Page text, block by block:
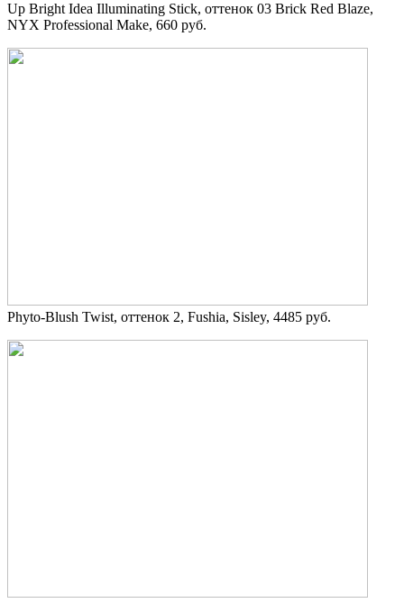
Up Bright Idea Illuminating Stick, оттенок 03 Brick Red Blaze,
NYX Professional Make, 660 руб.
Phyto-Blush Twist, оттенок 2, Fushia, Sisley, 4485 руб.